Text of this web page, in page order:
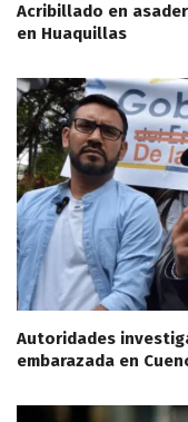
Acribillado en
en Huaquillas
Autoridades
embarazada en